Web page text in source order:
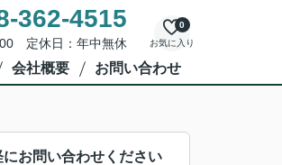
362-4515
定休日：年中無休 お気に入り
0
会社概要 お問い合わせ
にお問い合わせください